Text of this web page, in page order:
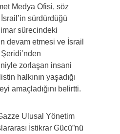
Medya Ofisi, söz
sürdürdüğü
imar sürecindeki
devam etmesi ve İsrail
zorlaşan insani
halkının yaşadığı
amaçladığını belirtti.
Ulusal Yönetim
İstikrar Gücü”nü